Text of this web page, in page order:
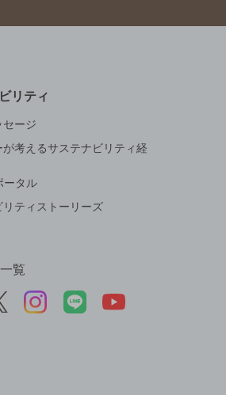
リティ
セージ
考えるサステナビリティ経
ータル
リティストーリーズ
覧